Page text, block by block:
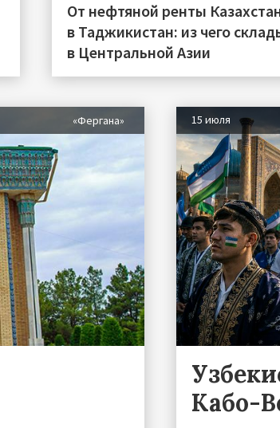
От нефтяной ренты
в Таджикистан: из чего
в Центральной Азии
«Фергана» 15 июля
Кабо-